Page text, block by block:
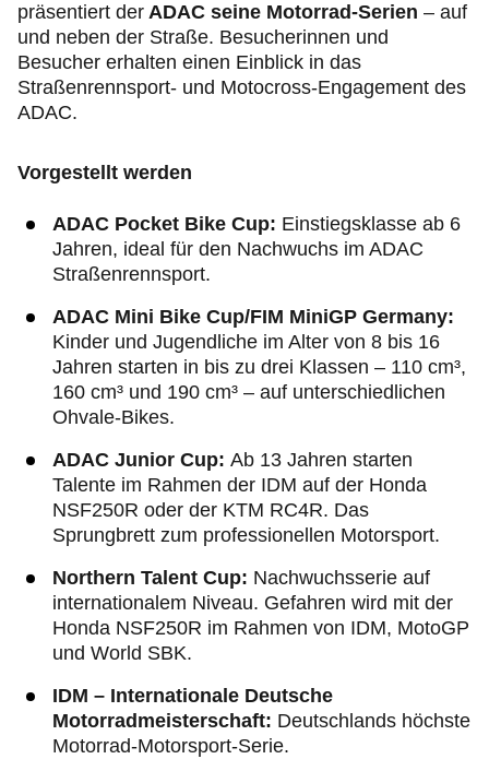
präsentiert der ADAC seine Motorrad-Serien – auf
und neben der Straße. Besucherinnen und
Besucher erhalten einen Einblick in das
Straßenrennsport- und Motocross-Engagement des
ADAC.
Vorgestellt werden
ADAC Pocket Bike Cup: Einstiegsklasse ab 6
Jahren, ideal für den Nachwuchs im ADAC
Straßenrennsport.
ADAC Mini Bike Cup/FIM MiniGP Germany:
Kinder und Jugendliche im Alter von 8 bis 16
Jahren starten in bis zu drei Klassen – 110 cm³,
160 cm³ und 190 cm³ – auf unterschiedlichen
Ohvale-Bikes.
ADAC Junior Cup: Ab 13 Jahren starten
Talente im Rahmen der IDM auf der Honda
NSF250R oder der KTM RC4R. Das
Sprungbrett zum professionellen Motorsport.
Northern Talent Cup: Nachwuchsserie auf
internationalem Niveau. Gefahren wird mit der
Honda NSF250R im Rahmen von IDM, MotoGP
und World SBK.
IDM – Internationale Deutsche
Motorradmeisterschaft: Deutschlands höchste
Motorrad-Motorsport-Serie.